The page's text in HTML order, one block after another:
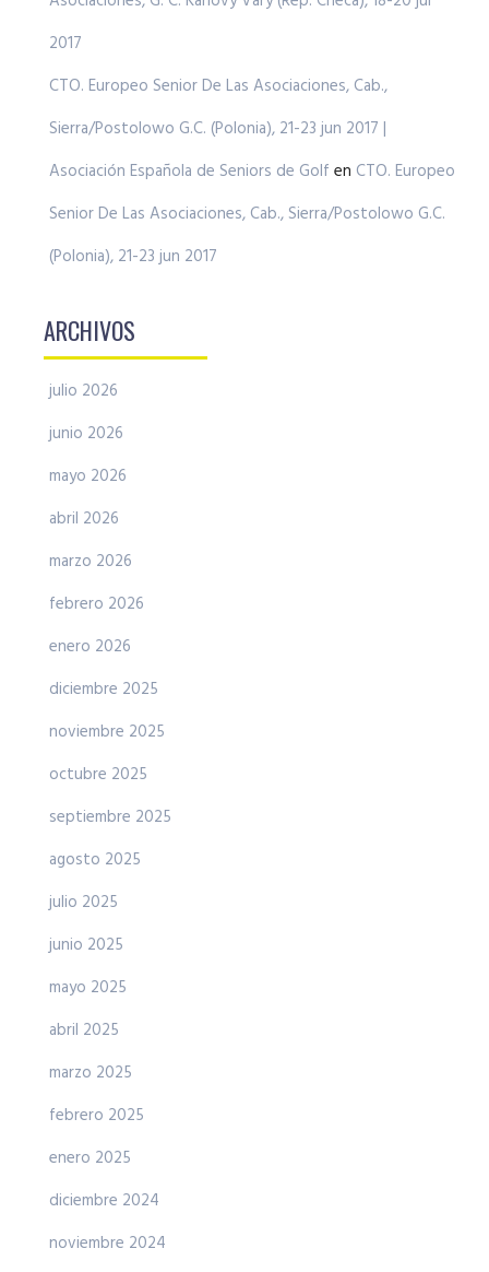
2017
CTO. Europeo Senior De Las Asociaciones, Cab.,
Sierra/Postolowo G.C. (Polonia), 21-23 jun 2017 |
Asociación Española de Seniors de Golf en CTO. Europeo
Senior De Las Asociaciones, Cab., Sierra/Postolowo G.C.
(Polonia), 21-23 jun 2017
ARCHIVOS
julio 2026
junio 2026
mayo 2026
abril 2026
marzo 2026
febrero 2026
enero 2026
diciembre 2025
noviembre 2025
octubre 2025
septiembre 2025
agosto 2025
julio 2025
junio 2025
mayo 2025
abril 2025
marzo 2025
febrero 2025
enero 2025
diciembre 2024
noviembre 2024